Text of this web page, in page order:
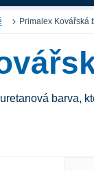
Primalex Kovářská
barva,